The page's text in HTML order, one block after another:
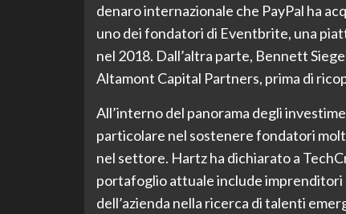
denaro internazionale che PayPal ha
uno dei fondatori di Eventbrite, una
nel 2018. Dall’altra parte, Bennett
Altamont Capital Partners, prima di
All’interno del panorama degli
particolare nel sostenere fondatori
nel settore. Hartz ha dichiarato a
portafoglio attuale include imprenditori
dell’azienda nella ricerca di talenti